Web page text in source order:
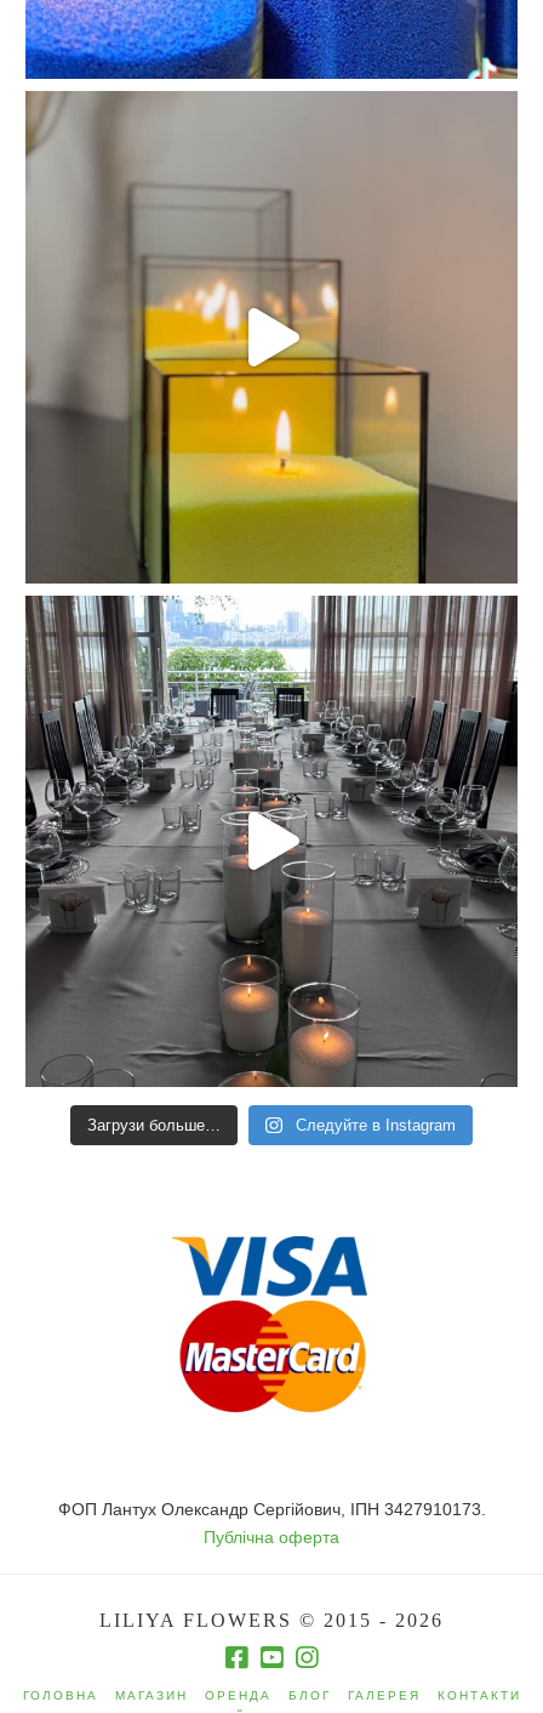
Загрузи больше… Следуйте в Instagram
ФОП Лантух Олександр Сергійович, ІПН 3427910173.
Публічна оферта
LILIYA FLOWERS © 2015 - 2026
ГОЛОВНА МАГАЗИН ОРЕНДА БЛОГ ГАЛЕРЕЯ
КОНТАКТИ